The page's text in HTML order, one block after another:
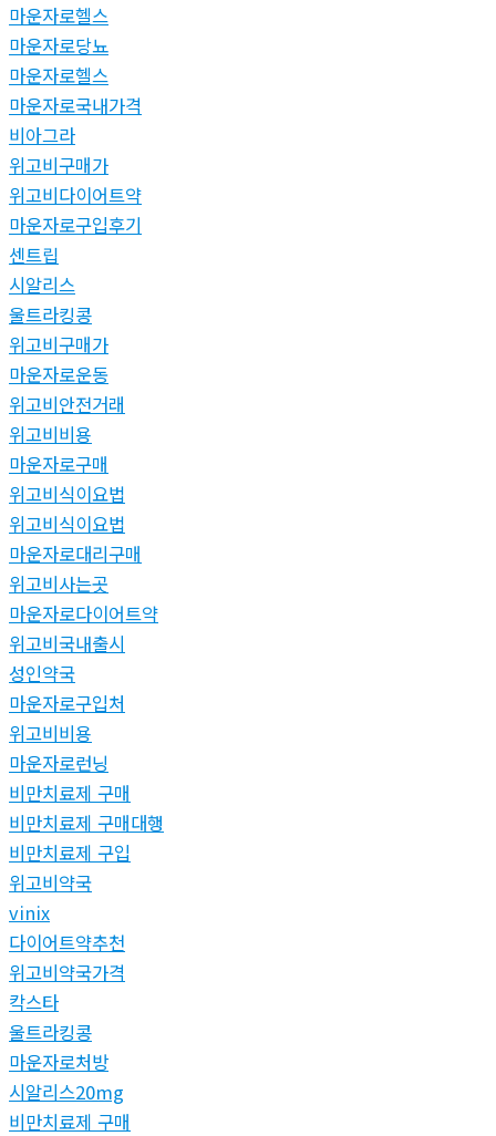
마운자로헬스
마운자로당뇨
마운자로헬스
마운자로국내가격
비아그라
위고비구매가
위고비다이어트약
마운자로구입후기
센트립
시알리스
울트라킹콩
위고비구매가
마운자로운동
위고비안전거래
위고비비용
마운자로구매
위고비식이요법
위고비식이요법
마운자로대리구매
위고비사는곳
마운자로다이어트약
위고비국내출시
성인약국
마운자로구입처
위고비비용
마운자로런닝
비만치료제 구매
비만치료제 구매대행
비만치료제 구입
위고비약국
vinix
다이어트약추천
위고비약국가격
칵스타
울트라킹콩
마운자로처방
시알리스20mg
비만치료제 구매